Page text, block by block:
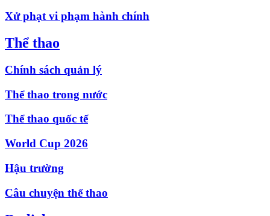
Xử phạt vi phạm hành chính
Thể thao
Chính sách quản lý
Thể thao trong nước
Thể thao quốc tế
World Cup 2026
Hậu trường
Câu chuyện thể thao